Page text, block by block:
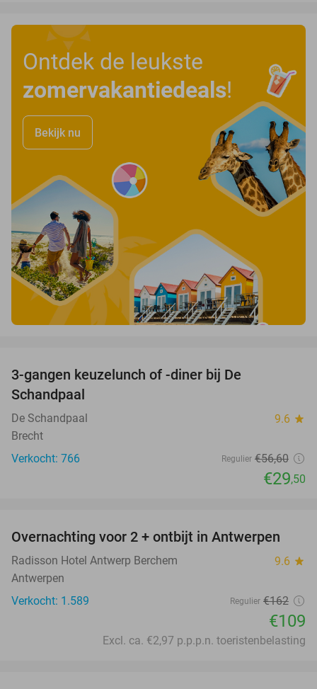
Ontdek de leukste
zomervakantiedeals!
Bekijk nu
3-gangen keuzelunch of -diner bij De
Schandpaal
De Schandpaal 9.6 star
Brecht
Verkocht: 766
Regulier €56,60
€29,50
33%
Overnachting voor 2 + ontbijt in Antwerpen
Radisson Hotel Antwerp Berchem 9.6 star
Antwerpen
Verkocht: 1.589
Regulier €162
€109
Excl. ca. €2,97 p.p.p.n. toeristenbelasting